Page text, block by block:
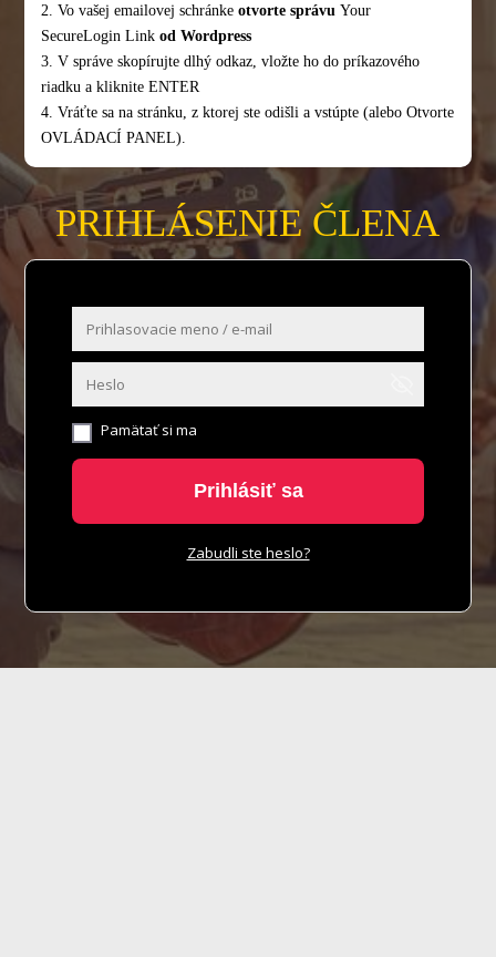
2. Vo vašej emailovej schránkeotvorte správu Your
SecureLogin Linkod Wordpress
3. V správe skopírujte dlhý odkaz, vložte ho do príkazového
riadku a kliknite ENTER
4. Vráťte sa na stránku, z ktorej ste odišli a vstúpte (alebo Otvorte
OVLÁDACÍ PANEL).
PRIHLÁSENIE ČLENA
Pamätať si ma
Prihlásiť sa
Zabudli ste heslo?